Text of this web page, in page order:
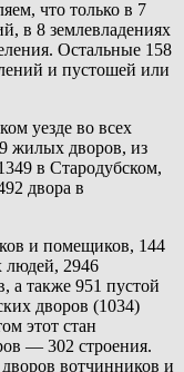
что только в 7
в 8 землевладениях
Остальные 158
и пустошей или
уезде во всех
жилых дворов, из
в Стародубском,
двора в
и помещиков, 144
людей, 2946
а также 951 пустой
дворов (1034)
этот стан
— 302 строения.
вотчинников и